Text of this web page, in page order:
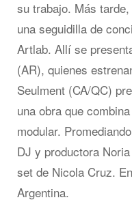
su trabajo. Más
una seguidilla de
Artlab. Allí se
(AR), quienes
Seulment (CA/QC)
una obra que
modular.
DJ y productora
set de Nicola Cruz.
Argentina.